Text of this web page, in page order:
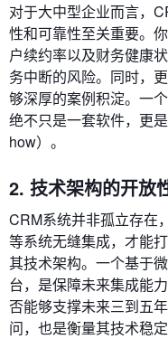
对于大中型企业而言，
性和可靠性至关重要。
户续约率以及财务健康
务中断的风险。同时，
够深厚的案例积淀。一
绝不只是一套软件，更
how）。
2. 技术架构的开放
CRM系统并非孤立存在
等系统无缝集成，才能
其技术架构。一个基于
台，是保障未来集成能
否能够支撑未来三到五
问，也是衡量其技术稳